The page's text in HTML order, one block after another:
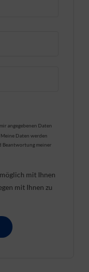
angegebenen Daten
Daten werden
Beantwortung meiner
mit Ihnen
mit Ihnen zu